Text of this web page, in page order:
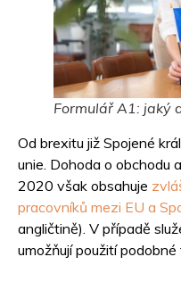
Formulář A1: jaký
Od brexitu již Spojené
unie. Dohoda o obchodu
2020 však obsahuje
pracovníků mezi EU a
angličtině). V případě
umožňují použití podobné